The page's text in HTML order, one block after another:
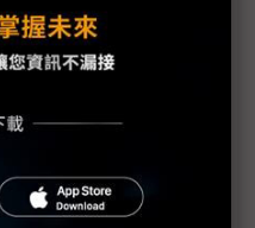
陽能電池啟動太陽能
與挑戰
球科技精銳與新創團隊